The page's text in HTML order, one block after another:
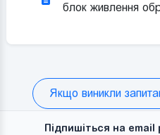
блок живлення
Якщо виникли
Підпишіться на email